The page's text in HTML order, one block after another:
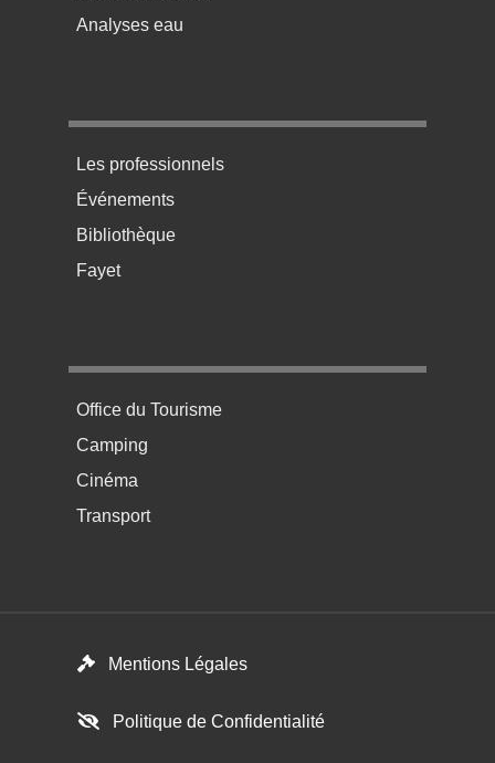
Analyses eau
Menu pratique bas de page 3
Les professionnels
Événements
Bibliothèque
Fayet
Menu pratique bas de page 4
Office du Tourisme
Camping
Cinéma
Transport
Mentions Légales
Politique de Confidentialité